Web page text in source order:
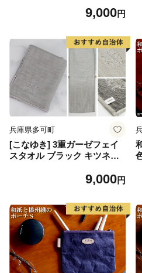
9,000円
兵庫県多可町
[こなゆき] 3重ガーゼフェイ
スタオル ブラック キツネ柄
9,000円